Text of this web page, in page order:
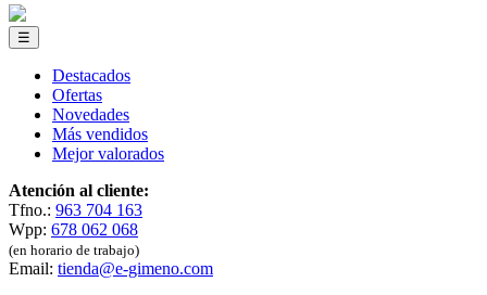
☰
Destacados
Ofertas
Novedades
Más vendidos
Mejor valorados
Atención al cliente:
Tfno.: 963 704 163
Wpp: 678 062 068
(en horario de trabajo)
Email: tienda@e-gimeno.com